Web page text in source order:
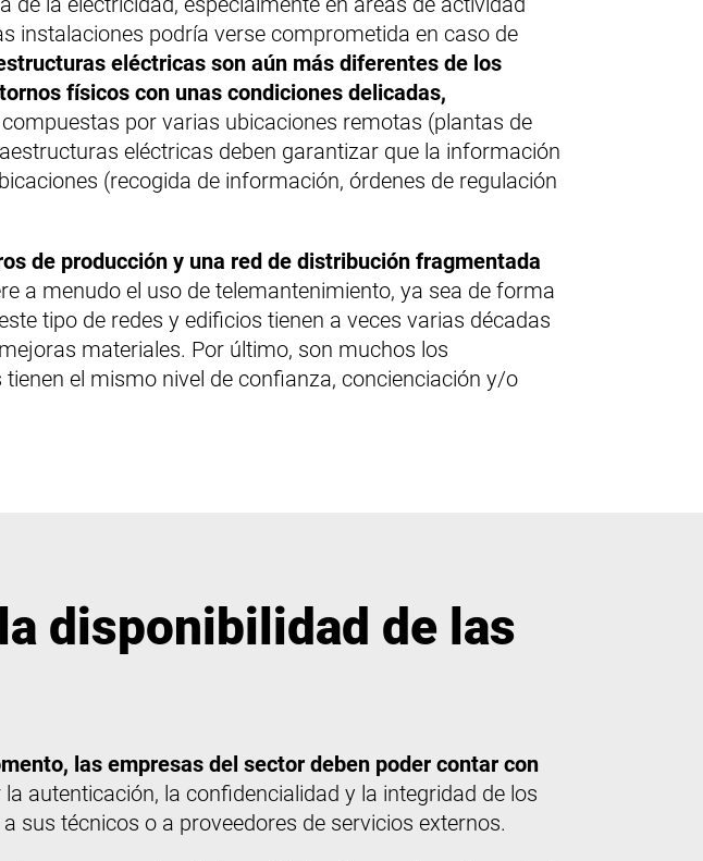
instalaciones podría verse comprometida en caso de
eléctricas son aún más diferentes de los
físicos con unas condiciones delicadas,
por varias ubicaciones remotas (plantas de
eléctricas deben garantizar que la información
(recogida de información, órdenes de regulación
de producción y una red de distribución fragmentada
a menudo el uso de telemantenimiento, ya sea de forma
tipo de redes y edificios tienen a veces varias décadas
materiales. Por último, son muchos los
el mismo nivel de confianza, concienciación y/o
disponibilidad de las
las empresas del sector deben poder contar con
autenticación, la confidencialidad y la integridad de los
sus técnicos o a proveedores de servicios externos.